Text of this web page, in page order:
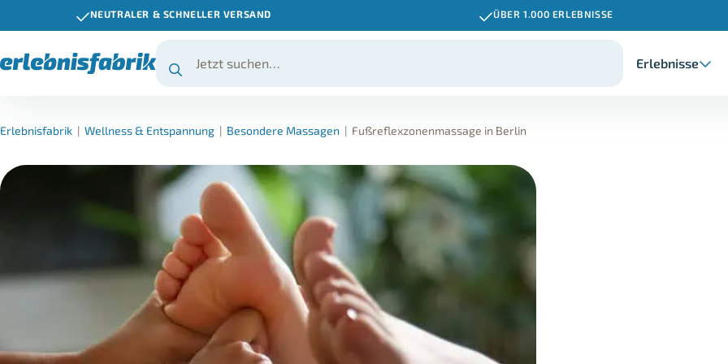
NEUTRALER & SCHNELLER VERSAND ÜBER 1.000 ERLEBNISSE
Erlebnisse
Erlebnisfabrik | Wellness & Entspannung | Besondere Massagen | Fußreflexzonenmassage in Berlin